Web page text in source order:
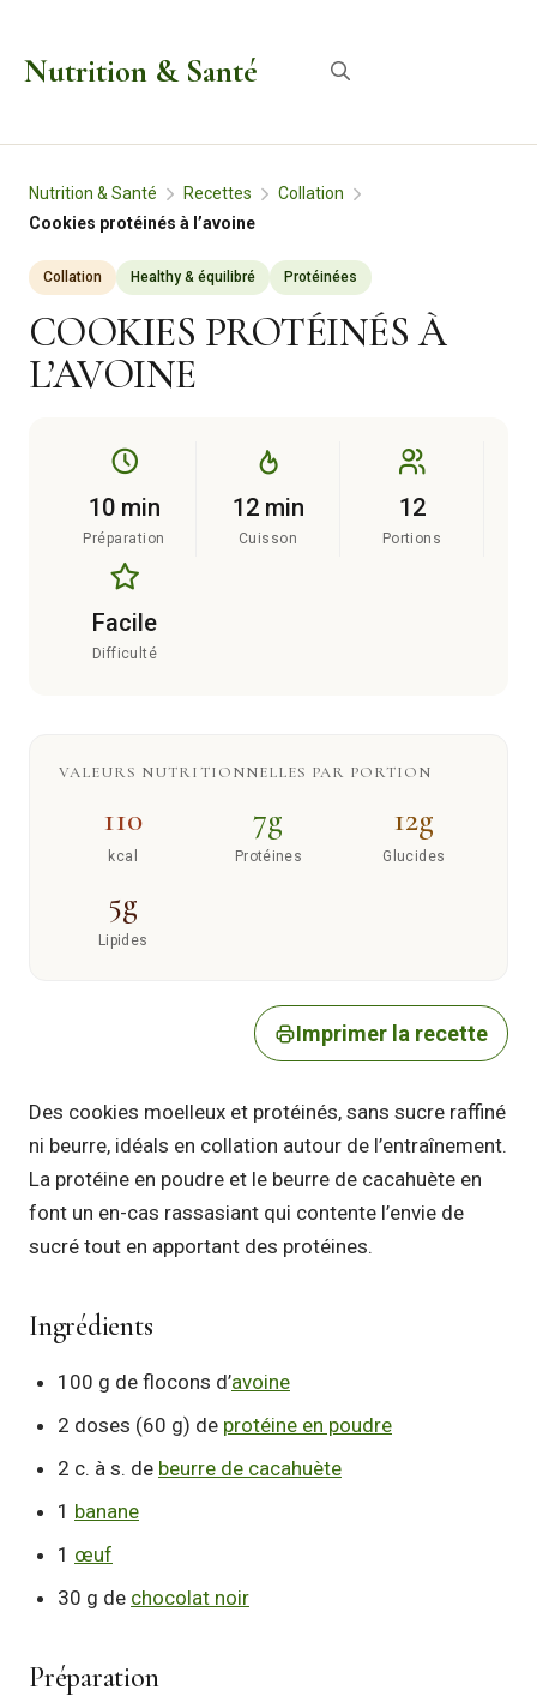
Nutrition & Santé
Nutrition & Santé Recettes
Collation
Cookies protéinés à l’avoine
Collation Healthy & équilibré Protéinées
COOKIES PROTÉINÉS À
L’AVOINE
10 min
Préparation
12 min
Cuisson
12
Portions
Facile
Difficulté
VALEURS NUTRITIONNELLES PAR PORTION
110
kcal
7g
Protéines
12g
Glucides
5g
Lipides
Imprimer la recette
Des cookies moelleux et protéinés, sans sucre raffiné
ni beurre, idéals en collation autour de l’entraînement.
La protéine en poudre et le beurre de cacahuète en
font un en-cas rassasiant qui contente l’envie de
sucré tout en apportant des protéines.
Ingrédients
100 g de flocons d’avoine
2 doses (60 g) de protéine en poudre
2 c. à s. de beurre de cacahuète
1 banane
1 œuf
30 g de chocolat noir
Préparation